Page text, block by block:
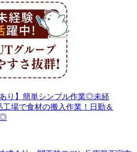
あり】簡単シンプル作業◎未経
工場で食材の搬入作業！日勤＆
◎